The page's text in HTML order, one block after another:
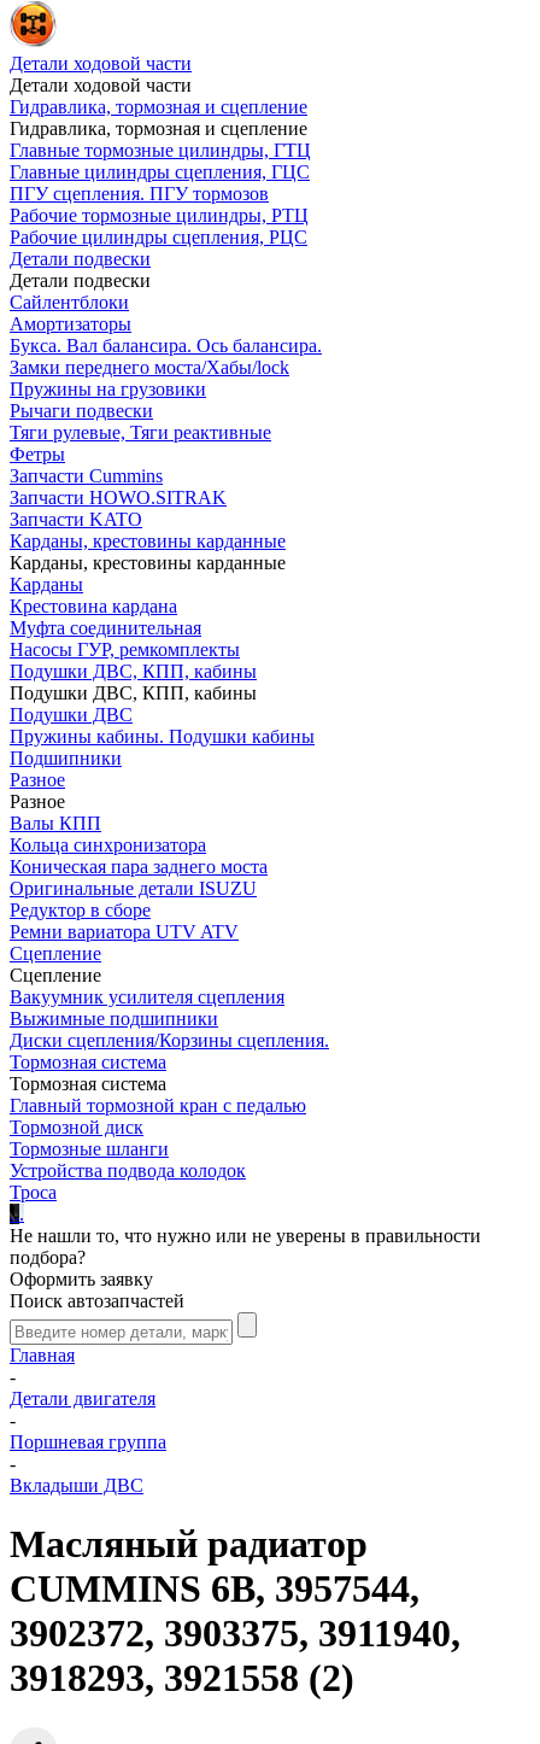
Детали ходовой части
Детали ходовой части
Гидравлика, тормозная и сцепление
Гидравлика, тормозная и сцепление
Главные тормозные цилиндры, ГТЦ
Главные цилиндры сцепления, ГЦС
ПГУ сцепления. ПГУ тормозов
Рабочие тормозные цилиндры, РТЦ
Рабочие цилиндры сцепления, РЦС
Детали подвески
Детали подвески
Cайлентблоки
Амортизаторы
Букса. Вал балансира. Ось балансира.
Замки переднего моста/Хабы/lock
Пружины на грузовики
Рычаги подвески
Тяги рулевые, Тяги реактивные
Фетры
Запчасти Cummins
Запчасти HOWO.SITRAK
Запчасти KATO
Карданы, крестовины карданные
Карданы, крестовины карданные
Карданы
Крестовина кардана
Муфта соединительная
Насосы ГУР, ремкомплекты
Подушки ДВС, КПП, кабины
Подушки ДВС, КПП, кабины
Подушки ДВС
Пружины кабины. Подушки кабины
Подшипники
Разное
Разное
Валы КПП
Кольца синхронизатора
Коническая пара заднего моста
Оригинальные детали ISUZU
Редуктор в сборе
Ремни вариатора UTV ATV
Сцепление
Сцепление
Вакуумник усилителя сцепления
Выжимные подшипники
Диски сцепления/Корзины сцепления.
Тормозная система
Тормозная система
Главный тормозной кран с педалью
Тормозной диск
Тормозные шланги
Устройства подвода колодок
Троса
...
Не нашли то, что нужно или не уверены в правильности
подбора?
Оформить заявку
Поиск автозапчастей
Главная
-
Детали двигателя
-
Поршневая группа
-
Вкладыши ДВС
Масляный радиатор
CUMMINS 6B, 3957544,
3902372, 3903375, 3911940,
3918293, 3921558 (2)